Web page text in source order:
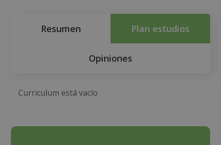
Resumen Plan estudios
Opiniones
Curriculum está vacío